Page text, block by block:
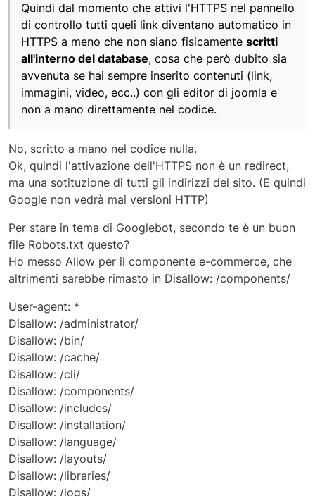
Quindi dal momento che attivi l'HTTPS nel pannello
di controllo tutti queli link diventano automatico in
HTTPS a meno che non siano fisicamente scritti
all'interno del database, cosa che però dubito sia
avvenuta se hai sempre inserito contenuti (link,
immagini, video, ecc..) con gli editor di joomla e
non a mano direttamente nel codice.
No, scritto a mano nel codice nulla.
Ok, quindi l'attivazione dell'HTTPS non è un redirect,
ma una sotituzione di tutti gli indirizzi del sito. (E quindi
Google non vedrà mai versioni HTTP)
Per stare in tema di Googlebot, secondo te è un buon
file Robots.txt questo?
Ho messo Allow per il componente e-commerce, che
altrimenti sarebbe rimasto in Disallow: /components/
User-agent: *
Disallow: /administrator/
Disallow: /bin/
Disallow: /cache/
Disallow: /cli/
Disallow: /components/
Disallow: /includes/
Disallow: /installation/
Disallow: /language/
Disallow: /layouts/
Disallow: /libraries/
Disallow: /logs/